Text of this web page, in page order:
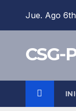
Jue. Ago
CSG-